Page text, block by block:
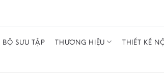
BỘ SƯU TẬP THƯƠNG HIỆU THIẾT KẾ